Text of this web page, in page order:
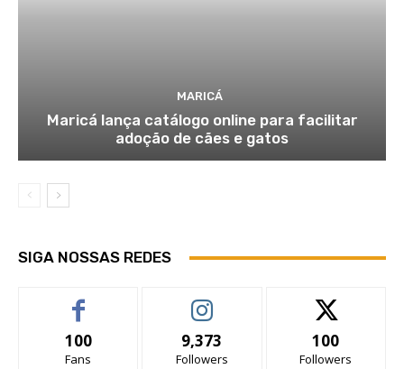
MARICÁ
Maricá lança catálogo online para facilitar
adoção de cães e gatos
SIGA NOSSAS REDES
100
Fans
9,373
Followers
100
Followers